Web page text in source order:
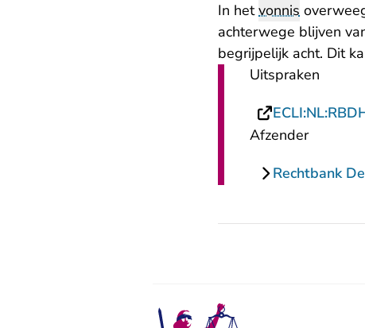
In hetvonnis
achterwege blijven
begrijpelijk acht. Dit
Uitspraken
Afzender
Rechtbank